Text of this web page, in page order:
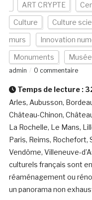
ART CRYPTE
Culture Culture
murs Innovation
Monuments Musée
admin
0 commentaire
Temps de lecture :
Arles, Aubusson,
Château-Chinon,
La Rochelle, Le Mans,
Paris, Reims, Rochefort,
Vendôme, Villeneuve-
culturels français sont
réaménagement ou
un panorama non